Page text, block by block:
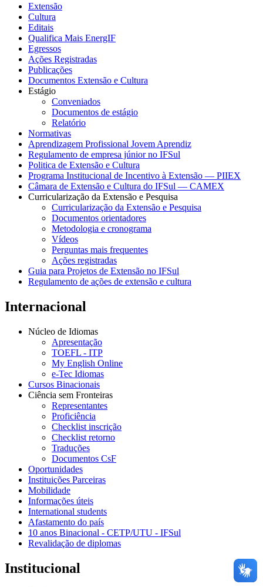
Extensão
Cultura
Editais
Qualifica Mais EnergIF
Egressos
Ações Registradas
Publicações
Documentos Extensão e Cultura
Estágio
Conveniados
Documentos de estágio
Relatório
Normativas
Aprendizagem Profissional Jovem Aprendiz
Regulamento de empresa júnior no IFSul
Politica de Extensão e Cultura
Programa Institucional de Incentivo à Extensão — PIIEX
Câmara de Extensão e Cultura do IFSul — CAMEX
Curricularização da Extensão e Pesquisa
Curricularização da Extensão e Pesquisa
Documentos orientadores
Metodologia e cronograma
Vídeos
Perguntas mais frequentes
Ações registradas
Guia para Projetos de Extensão no IFSul
Regulamento de ações de extensão e cultura
Internacional
Núcleo de Idiomas
Apresentação
TOEFL - ITP
My English Online
e-Tec Idiomas
Cursos Binacionais
Ciência sem Fronteiras
Representantes
Proficiência
Checklist inscrição
Checklist retorno
Traduções
Documentos CsF
Oportunidades
Instituições Parceiras
Mobilidade
Informações úteis
International students
Afastamento do país
10 anos Binacional - CETP/UTU - IFSul
Revalidação de diplomas
Institucional